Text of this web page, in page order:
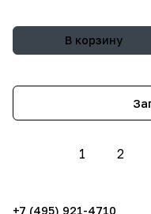
В корзину
1 2
+7 (495) 921-4710